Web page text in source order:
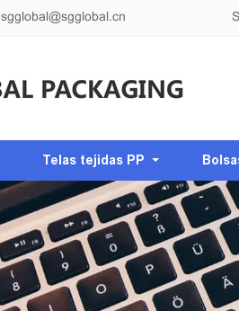
sgglobal@sgglobal.cn
Telas tejidas PP